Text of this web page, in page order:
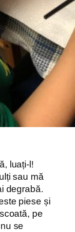
luați-l!
sau mă
degrabă.
piese și
pe
se